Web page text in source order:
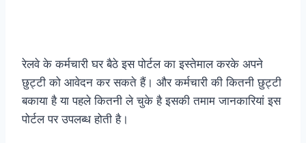
रेलवे के कर्मचारी घर बैठे इस पोर्टल का इस्तेमाल करके अपने
छुट्टी को आवेदन कर सकते हैं। और कर्मचारी की कितनी छुट्टी
बकाया है या पहले कितनी ले चुके है इसकी तमाम जानकारियां इस
पोर्टल पर उपलब्ध होती है।